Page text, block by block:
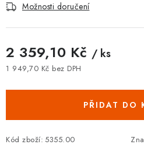
🚚 STAV OBJEDNÁVKY
DOPRAVA A PLATBA
VRÁCENÍ ZBOŽÍ A REKLAMACE
MOJE OBJEDNÁVKA
ZNAČKY
Možnosti doručení
2 359,10 Kč / ks
1 949,70 Kč bez DPH
PŘIDAT DO
Kód zboží: 5355.00